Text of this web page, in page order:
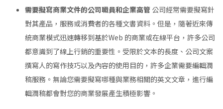
需要擬寫商業文件的公司職員和企業高管公司經常需要擬寫針
對其產品，服務或消費者的各種文書資料。但是，隨著近來傳
統商業模式迅速轉移到基於Web 的商業或在線平台，許多公司
都意識到了線上行銷的重要性。受限於文本的長度、公司文案
撰寫人的寫作技巧以及內容的使用目的，許多企業需要編輯潤
稿服務。無論您需要擬寫哪種與業務相關的英文文章，進行編
輯潤稿都會對您的商業發展產生積極影響。